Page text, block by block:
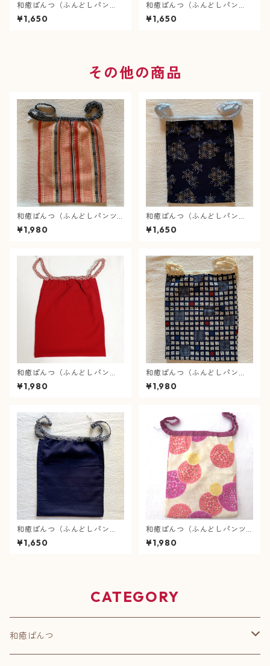
和癒ぱんつ（ふんどしパン
ツ）肌癒ダブルガーゼ（赤
紫）×風車（グレー）
¥1,650
和癒ぱんつ（ふんどしパン
ツ）肌癒ダブルガーゼ（水
色）×麻の葉（青色）
¥1,650
その他の商品
和癒ぱんつ（ふんどしパンツ)
リップル・疋田絞縞
¥1,980
和癒ぱんつ（ふんどしパン
ツ）ダブルガーゼ（麻の葉・
紺）×ダブルガーゼ（水色）
¥1,650
和癒ぱんつ（ふんどしパン
ツ）新肌感の綿ちりめん（朱
赤）×市松（赤）
¥1,980
和癒ぱんつ（ふんどしパン
ツ）おさかな三昧(紺）×ダブ
ルガーゼ（生成）
¥1,980
和癒ぱんつ（ふんどしパン
ツ）肌癒ダブルガーゼ（紺）×
疋田絞り（紺）
¥1,650
和癒ぱんつ（ふんどしパンツ)
ぼんぼんあじさい（ピンク）×
綿ちりめん（赤紫）
¥1,980
CATEGORY
和癒ぱんつ